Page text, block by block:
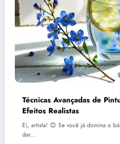
Técnicas Avançadas de
Efeitos Realistas
Ei, artista! 😊 Se você já domina o
dar…